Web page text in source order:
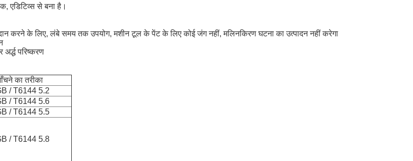
एडिटिव्स से बना है।
करने के लिए, लंबे समय तक उपयोग, मशीन टूल के पेंट के लिए कोई जंग नहीं, मलिनकिरण घटना का उत्पादन नहीं करेगा
परिष्करण
का तरीका
/ T6144 5.2
/ T6144 5.6
/ T6144 5.5
/ T6144 5.8